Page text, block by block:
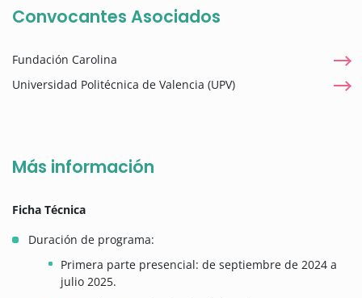
Convocantes Asociados
Fundación Carolina
Universidad Politécnica de Valencia (UPV)
Más información
Ficha Técnica
Duración de programa:
Primera parte presencial: de septiembre de 2024 a
julio 2025.